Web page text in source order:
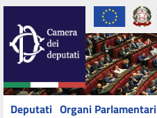
Deputati Organi Parlamentari